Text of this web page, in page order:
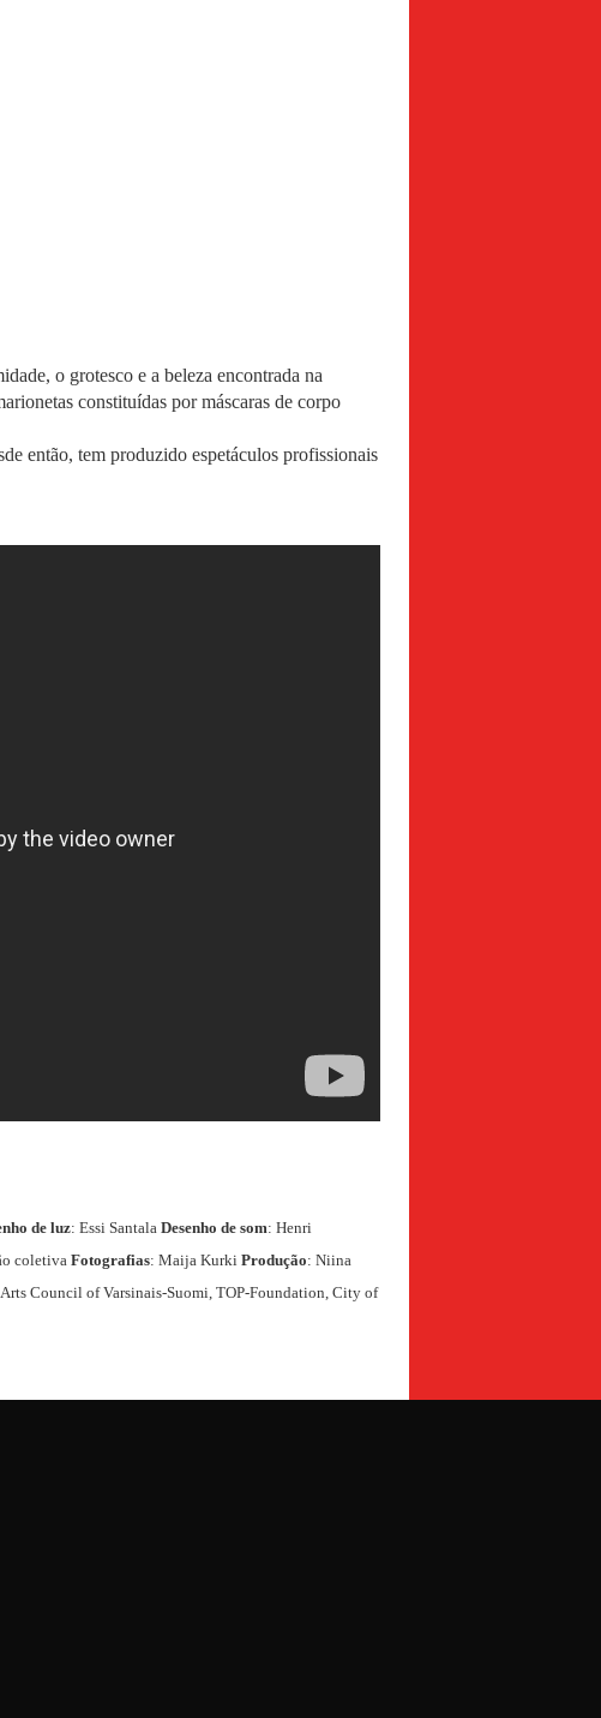
o grotesco e a beleza encontrada na
constituídas por máscaras de corpo
então, tem produzido espetáculos profissionais
de luz: Essi Santala Desenho de som: Henri
coletivaFotografias: Maija Kurki Produção: Niina
Council of Varsinais-Suomi, TOP-Foundation, City of